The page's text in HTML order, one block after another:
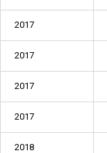
2017
2017
2017
2017
2018